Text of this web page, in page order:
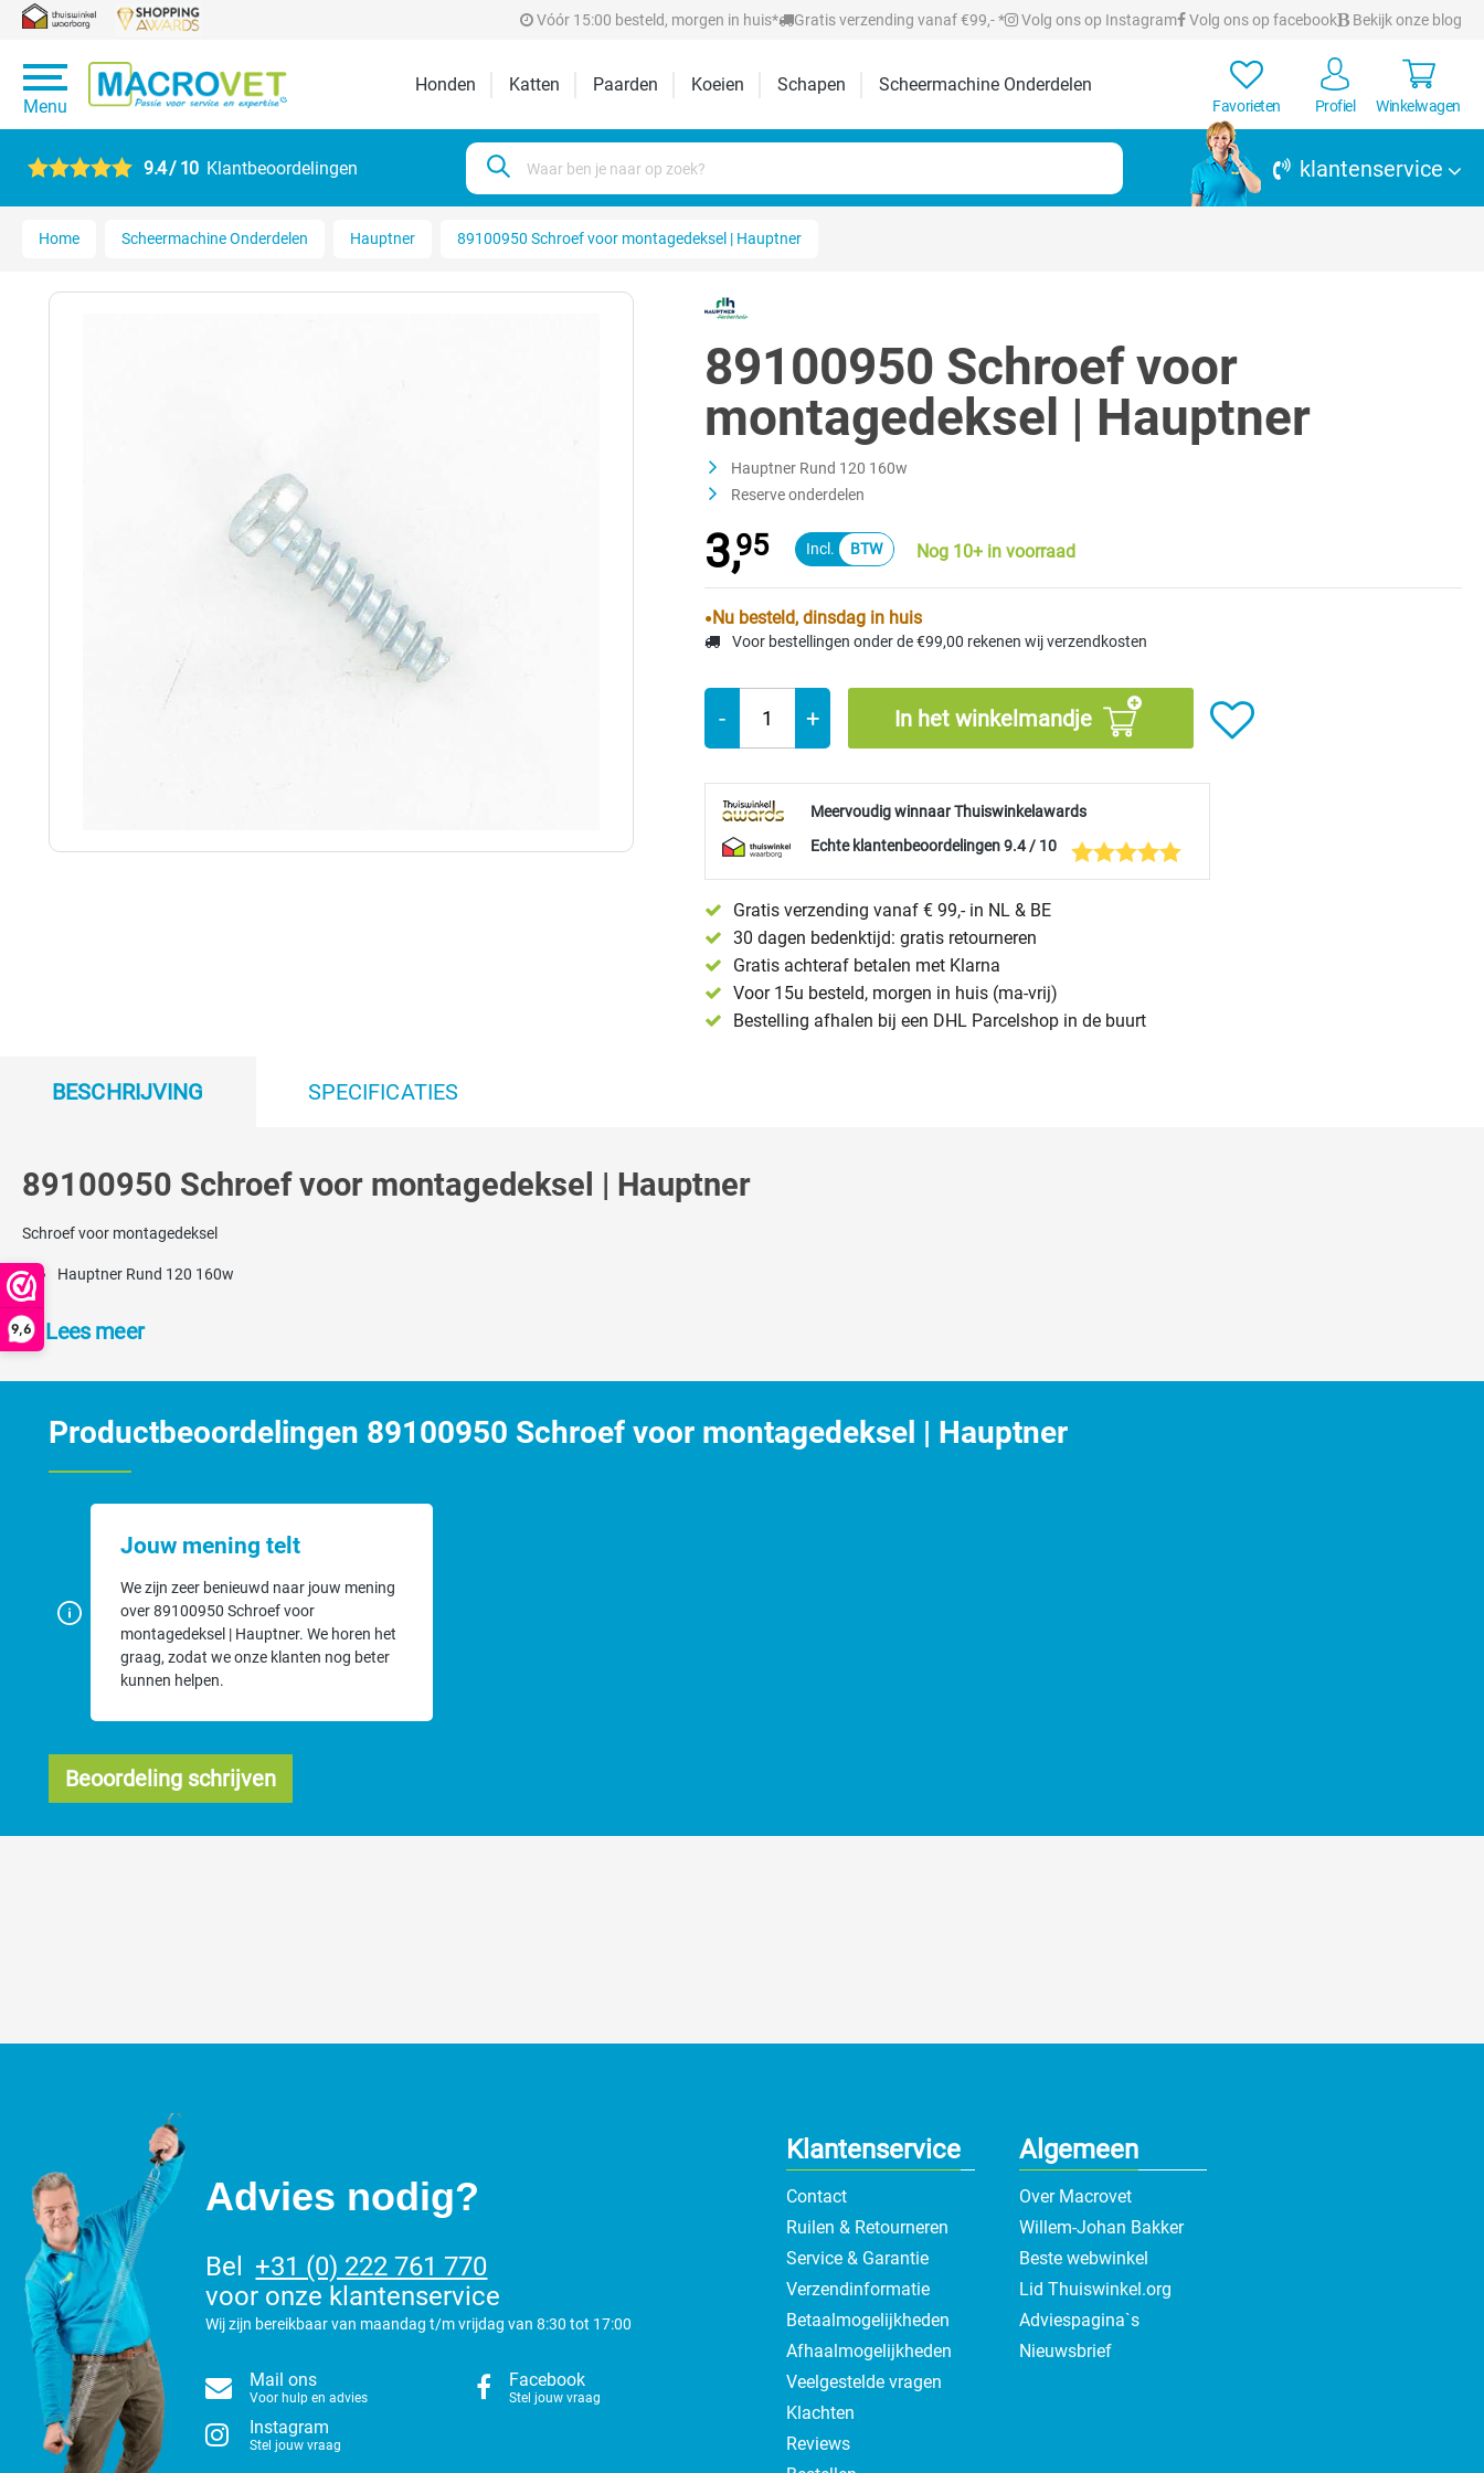
9,6
Vóór 15:00 besteld, morgen in huis* Gratis verzending vanaf €99,- * Volg ons op Instagram Volg ons op facebook Bekijk onze blog
Menu
Honden Katten Paarden Koeien Schapen Scheermachine Onderdelen
Favorieten Profiel Winkelwagen
9.4 / 10 Klantbeoordelingen klantenservice
Home Scheermachine Onderdelen Hauptner 89100950 Schroef voor montagedeksel | Hauptner
89100950 Schroef voor
montagedeksel | Hauptner
Hauptner Rund 120 160w
Reserve onderdelen
3,95 Nog 10+ in voorraad
Nu besteld, dinsdag in huis
Voor bestellingen onder de €99,00 rekenen wij verzendkosten
- + In het winkelmandje
Meervoudig winnaar Thuiswinkelawards
Echte klantenbeoordelingen 9.4 / 10
Gratis verzending vanaf € 99,- in NL & BE
30 dagen bedenktijd: gratis retourneren
Gratis achteraf betalen met Klarna
Voor 15u besteld, morgen in huis (ma-vrij)
Bestelling afhalen bij een DHL Parcelshop in de buurt
BESCHRIJVING SPECIFICATIES
89100950 Schroef voor montagedeksel | Hauptner
Schroef voor montagedeksel
Hauptner Rund 120 160w
Lees meer
Productbeoordelingen 89100950 Schroef voor montagedeksel | Hauptner
Jouw mening telt
We zijn zeer benieuwd naar jouw mening
over 89100950 Schroef voor
montagedeksel | Hauptner. We horen het
graag, zodat we onze klanten nog beter
kunnen helpen.
Beoordeling schrijven
Klantenservice
Contact
Ruilen & Retourneren
Service & Garantie
Verzendinformatie
Betaalmogelijkheden
Afhaalmogelijkheden
Veelgestelde vragen
Klachten
Reviews
Algemeen
Over Macrovet
Willem-Johan Bakker
Beste webwinkel
Lid Thuiswinkel.org
Adviespagina`s
Nieuwsbrief
Advies nodig?
Bel
+31 (0) 222 761 770
voor onze klantenservice
Wij zijn bereikbaar van maandag t/m vrijdag van 8:30 tot 17:00
Mail ons
Voor hulp en advies
Facebook
Stel jouw vraag
Instagram
Stel jouw vraag